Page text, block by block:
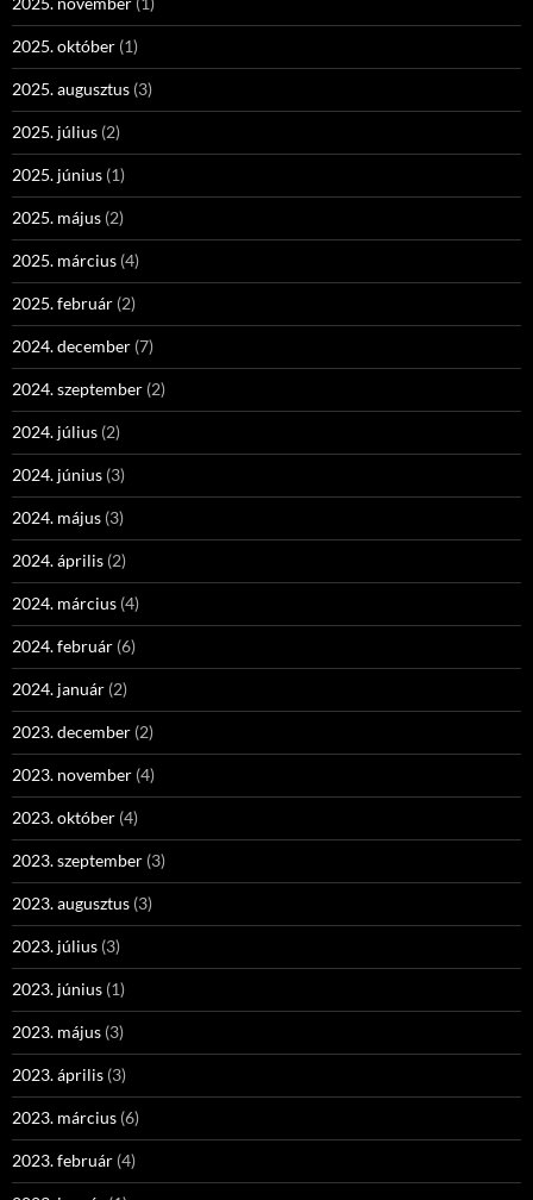
2025. október (1)
2025. augusztus (3)
2025. július (2)
2025. június (1)
2025. május (2)
2025. március (4)
2025. február (2)
2024. december (7)
2024. szeptember (2)
2024. július (2)
2024. június (3)
2024. május (3)
2024. április (2)
2024. március (4)
2024. február (6)
2024. január (2)
2023. december (2)
2023. november (4)
2023. október (4)
2023. szeptember (3)
2023. augusztus (3)
2023. július (3)
2023. június (1)
2023. május (3)
2023. április (3)
2023. március (6)
2023. február (4)